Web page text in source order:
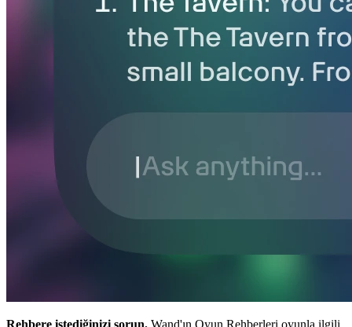
Rehbere istediğinizi sorun. Wand'ın Oyun Rehberleri oyunla ilgili